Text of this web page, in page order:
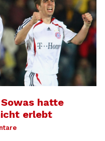
hatte
erlebt